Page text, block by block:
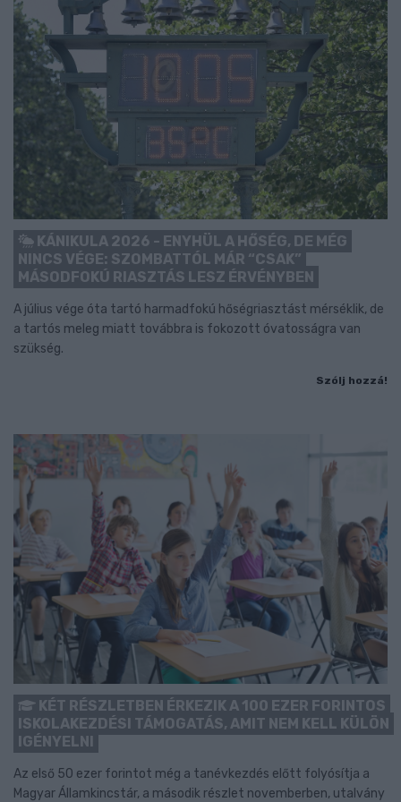
KÁNIKULA 2026 - ENYHÜL A HŐSÉG, DE MÉG
NINCS VÉGE: SZOMBATTÓL MÁR “CSAK”
MÁSODFOKÚ RIASZTÁS LESZ ÉRVÉNYBEN
A július vége óta tartó harmadfokú hőségriasztást mérséklik, de
a tartós meleg miatt továbbra is fokozott óvatosságra van
szükség.
Szólj hozzá!
KÉT RÉSZLETBEN ÉRKEZIK A 100 EZER FORINTOS
ISKOLAKEZDÉSI TÁMOGATÁS, AMIT NEM KELL KÜLÖN
IGÉNYELNI
Az első 50 ezer forintot még a tanévkezdés előtt folyósítja a
Magyar Államkincstár, a második részlet novemberben, utalvány